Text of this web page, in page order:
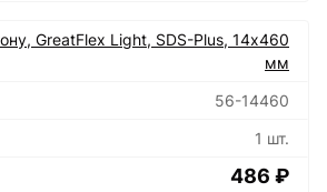
GreatFlex Light, SDS-Plus, 14х460
мм
56-14460
1 шт.
486 ₽